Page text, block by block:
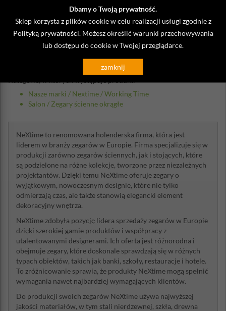
Dbamy o Twoją prywatność.
Sklep korzysta z plików cookie w celu realizacji usługi zgodnie z
Polityką prywatności. Możesz określić warunki przechowywania
lub dostępu do cookie w Twojej przeglądarce.
zamknij
Napisz własną opinię
09-09-2016 Artur
Bardzo ładny, klasyczny zegar, polecam!
Nasze marki / Nextime /Working Time
Salon / Zegary ścienne okrągłe
NeXtime to renomowana holenderska firma, która jest
liderem w branży zegarów w Europie. Firma specjalizuje się w
produkcji zarówno zegarów ściennych, jak i stojących, które
są podzielone na różne kolekcje, tworzone przez niezależnych
projektantów. Dzięki temu NeXtime oferuje zegary o
wyjątkowym, nowoczesnym designie, które nie tylko
odmierzają czas, ale także stanowią elegancki element
dekoracyjny wnętrza.
NeXtime zdobyła pozycję lidera sprzedaży zegarów w Europie
dzięki szerokiej gamie produktów i współpracy z
utalentowanymi designerami. Ich oferta jest różnorodna i
obejmuje zegary, które doskonale sprawdzają się w różnych
typach obiektów, takich jak banki, szkoły, restauracje i hotele.
To zróżnicowanie sprawia, że produkty NeXtime mogą spełnić
wymagania nawet najbardziej wymagających klientów.
Do produkcji swoich zegarów NeXtime używa najwyższej
jakości materiałów, w tym stali nierdzewnej, szkła, drewna